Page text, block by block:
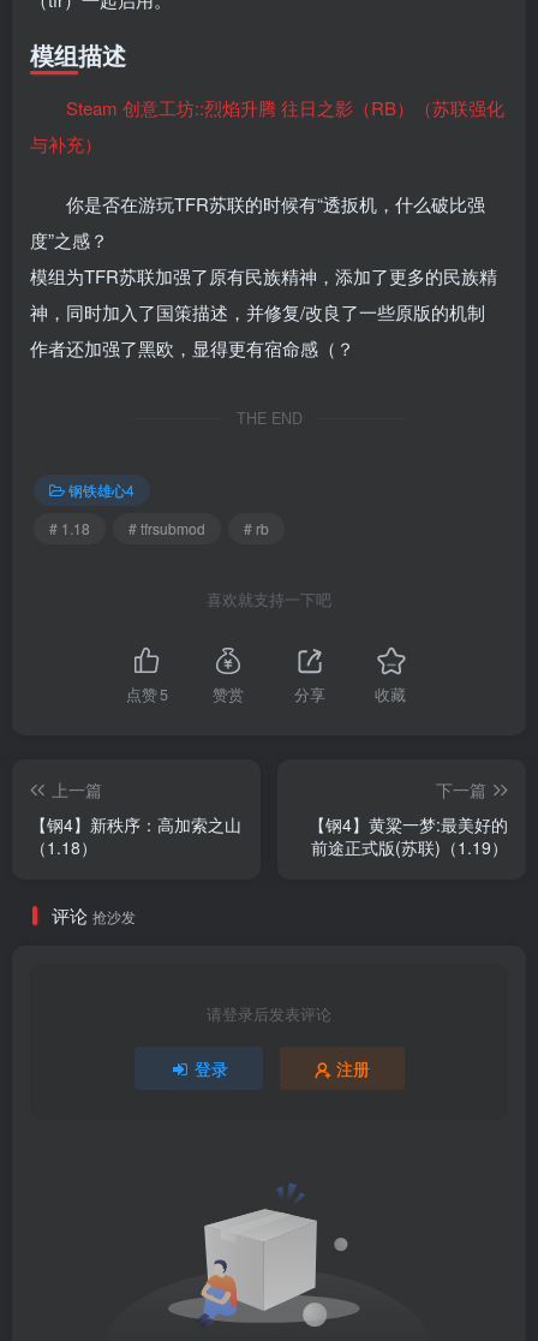
模组描述
Steam 创意工坊::烈焰升腾 往日之影（RB）（苏联强化
与补充）
你是否在游玩TFR苏联的时候有“透扳机，什么破比强
度”之感？
模组为TFR苏联加强了原有民族精神，添加了更多的民族精
神，同时加入了国策描述，并修复/改良了一些原版的机制
作者还加强了黑欧，显得更有宿命感（？
THE END
钢铁雄心4
# 1.18
# tfrsubmod # rb
喜欢就支持一下吧
点赞5 赞赏 分享 收藏
上一篇
【钢4】新秩序：高加索之山
（1.18）
下一篇
【钢4】黄粱一梦:最美好的
前途正式版(苏联)（1.19）
评论 抢沙发
请登录后发表评论
登录 注册